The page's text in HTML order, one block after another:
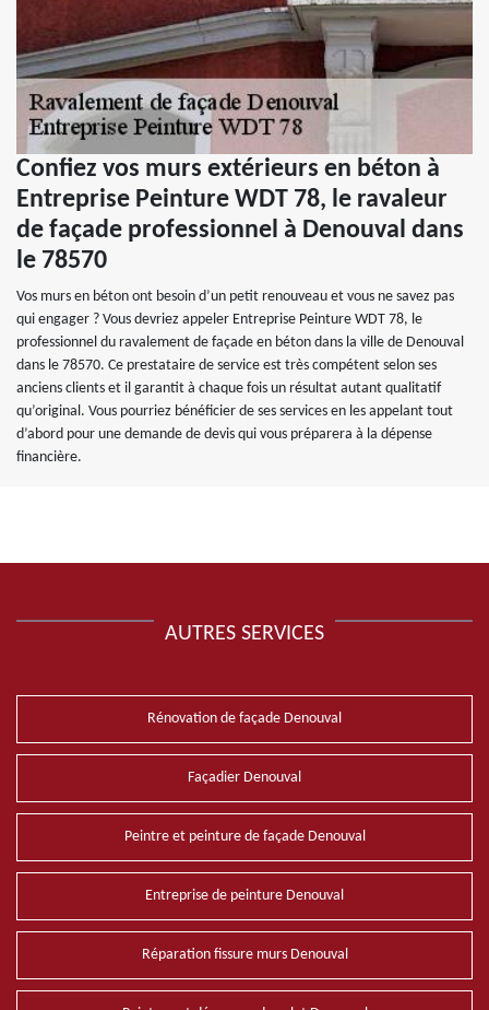
Confiez vos murs extérieurs en béton à
Entreprise Peinture WDT 78, le ravaleur
de façade professionnel à Denouval dans
le 78570
Vos murs en béton ont besoin d’un petit renouveau et vous ne savez pas
qui engager ? Vous devriez appeler Entreprise Peinture WDT 78, le
professionnel du ravalement de façade en béton dans la ville de Denouval
dans le 78570. Ce prestataire de service est très compétent selon ses
anciens clients et il garantit à chaque fois un résultat autant qualitatif
qu’original. Vous pourriez bénéficier de ses services en les appelant tout
d’abord pour une demande de devis qui vous préparera à la dépense
financière.
AUTRES SERVICES
Rénovation de façade Denouval
Façadier Denouval
Peintre et peinture de façade Denouval
Entreprise de peinture Denouval
Réparation fissure murs Denouval